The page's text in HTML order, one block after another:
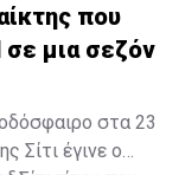
έγινε ο
το τρεμπλ με
που
σε μια σεζόν
στα 23
Σίτι έγινε ο